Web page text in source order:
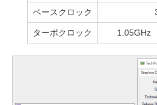
ベースクロック
ターボクロック 1.05GHz